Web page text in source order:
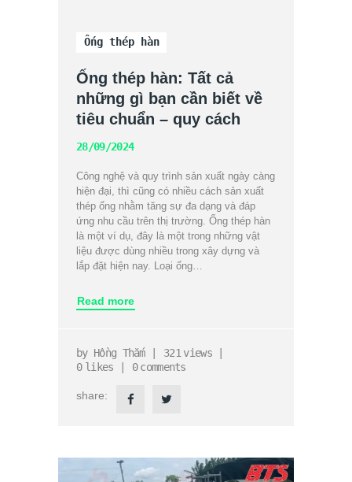
Ống thép hàn
Ống thép hàn: Tất cả
những gì bạn cần biết về
tiêu chuẩn – quy cách
28/09/2024
Công nghệ và quy trình sản xuất ngày càng
hiện đại, thì cũng có nhiều cách sản xuất
thép ống nhằm tăng sự đa dạng và đáp
ứng nhu cầu trên thị trường. Ống thép hàn
là một ví dụ, đây là một trong những vật
liệu được dùng nhiều trong xây dựng và
lắp đặt hiện nay. Loại ống…
Read more
by Hồng Thắm 321 views
0 likes 0 comments
share: